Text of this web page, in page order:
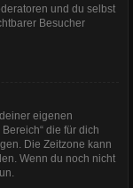
und du selbst
Besucher
eigenen
die für dich
Die Zeitzone kann
Wenn du noch nicht